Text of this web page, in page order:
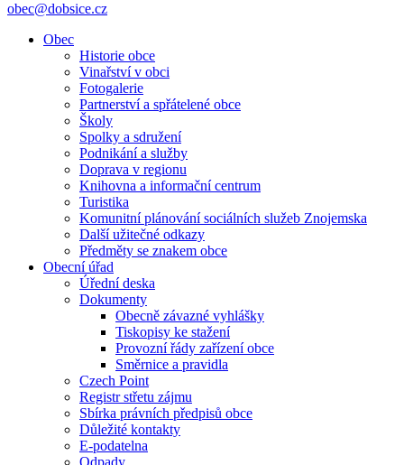
obec@dobsice.cz
Obec
Historie obce
Vinařství v obci
Fotogalerie
Partnerství a spřátelené obce
Školy
Spolky a sdružení
Podnikání a služby
Doprava v regionu
Knihovna a informační centrum
Turistika
Komunitní plánování sociálních služeb Znojemska
Další užitečné odkazy
Předměty se znakem obce
Obecní úřad
Úřední deska
Dokumenty
Obecně závazné vyhlášky
Tiskopisy ke stažení
Provozní řády zařízení obce
Směrnice a pravidla
Czech Point
Registr střetu zájmu
Sbírka právních předpisů obce
Důležité kontakty
E-podatelna
Odpady